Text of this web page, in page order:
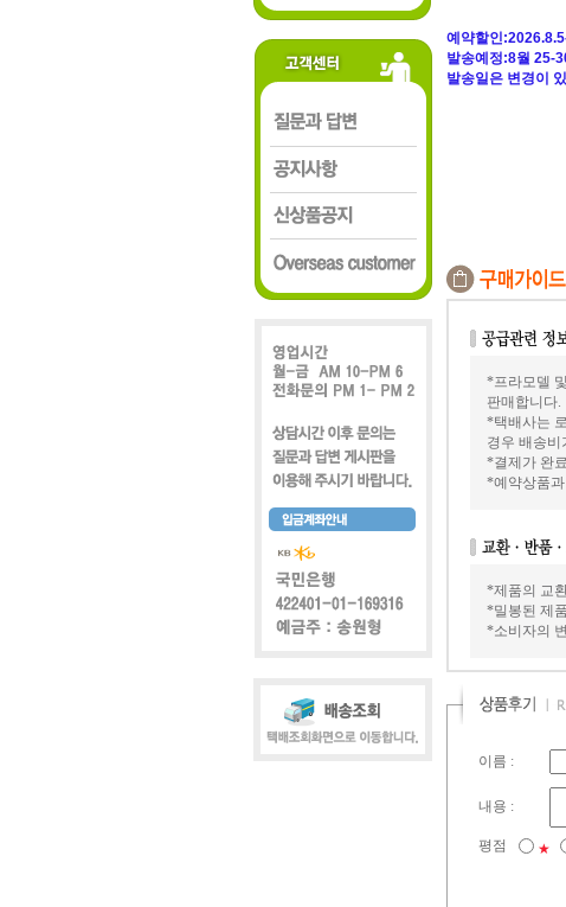
예약할인
발송예정:8월 25-
발송일은 변경이
*프라모델
판매합니다.
*택배사는
경우 배송비
*결제가 완
*예약상품
*제품의 교
*밀봉된 제
*소비자의
이름 :
내용 :
평점 ★